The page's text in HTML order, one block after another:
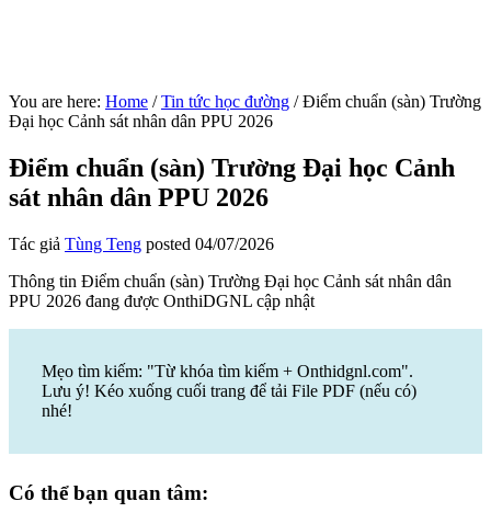
You are here: Home / Tin tức học đường /Điểm chuẩn (sàn) Trường
Đại học Cảnh sát nhân dân PPU 2026
Điểm chuẩn (sàn) Trường Đại học Cảnh
sát nhân dân PPU 2026
Tác giả Tùng Teng posted 04/07/2026
Thông tin Điểm chuẩn (sàn) Trường Đại học Cảnh sát nhân dân
PPU 2026 đang được OnthiDGNL cập nhật
Mẹo tìm kiếm: "Từ khóa tìm kiếm + Onthidgnl.com".
Lưu ý! Kéo xuống cuối trang để tải File PDF (nếu có)
nhé!
Có thể bạn quan tâm: